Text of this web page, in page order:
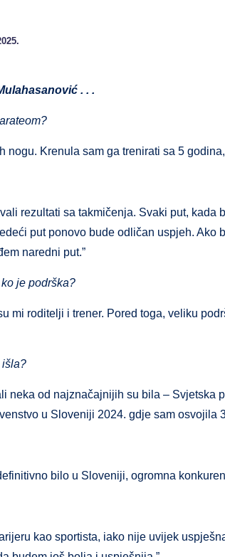
. . .
nogu. Krenula sam ga trenirati sa 5
rezultati sa takmičenja. Svaki put, kada
put ponovo bude odličan uspjeh. Ako
naredni put.”
je podrška?
mi roditelji i trener. Pored toga, veliku
išla?
neka od najznačajnijih su bila – Svjetska
u Sloveniji 2024. gdje sam osvojila
bilo u Sloveniji, ogromna
kao sportista, iako nije uvijek